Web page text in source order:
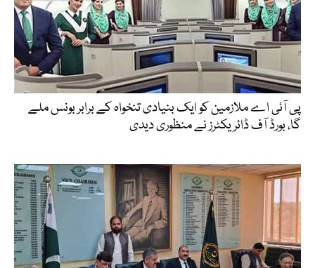
پی آئی اے ملازمین کو ایک بنیادی تنخواہ کے برابر بونس ملے
گا، بورڈ آف ڈائریکٹرز نے منظوری دیدی